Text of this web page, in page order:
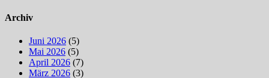
Archiv
Juni 2026 (5)
Mai 2026 (5)
April 2026 (7)
März 2026 (3)